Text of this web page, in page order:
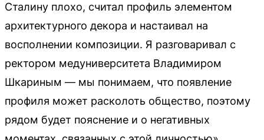
Сталину плохо, считал профиль элементом
архитектурного декора и настаивал на
восполнении композиции. Я разговаривал с
ректором медуниверситета Владимиром
Шкариным — мы понимаем, что появление
профиля может расколоть общество, поэтому
рядом будет пояснение и о негативных